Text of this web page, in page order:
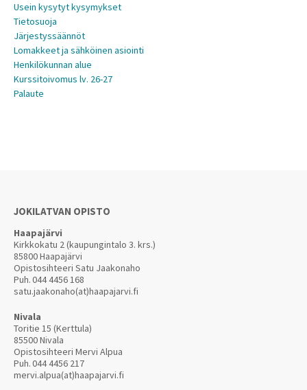
Usein kysytyt kysymykset
Tietosuoja
Järjestyssäännöt
Lomakkeet ja sähköinen asiointi
Henkilökunnan alue
Kurssitoivomus lv. 26-27
Palaute
JOKILATVAN OPISTO
Haapajärvi
Kirkkokatu 2 (kaupungintalo 3. krs.)
85800 Haapajärvi
Opistosihteeri Satu Jaakonaho
Puh.044 4456 168
satu.jaakonaho(at)haapajarvi.fi
Nivala
Toritie 15 (Kerttula)
85500 Nivala
Opistosihteeri Mervi Alpua
Puh.044 4456 217
mervi.alpua(at)haapajarvi.fi